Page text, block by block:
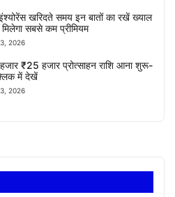
खरिदते समय इन बातों का रखें ख्याल
मिलेगा सबसे कम प्रीमियम
2026
₹25 हजार प्रोत्साहन राशि आना शुरू-
में देखें
2026